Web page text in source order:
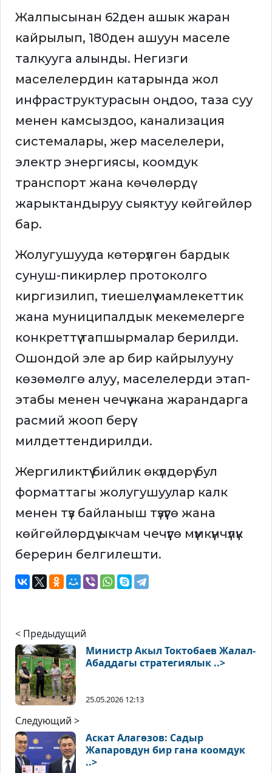
Жалпысынан 62ден ашык жаран
кайрылып, 180ден ашуун маселе
талкууга алынды. Негизги
маселелердин катарында жол
инфраструктурасын оңдоо, таза суу
менен камсыздоо, канализация
системалары, жер маселелери,
электр энергиясы, коомдук
транспорт жана көчөлөрдү
жарыктандыруу сыяктуу көйгөйлөр
бар.
Жолугушууда көтөрүлгөн бардык
сунуш-пикирлер протоколго
киргизилип, тиешелүү мамлекеттик
жана муниципалдык мекемелерге
конкреттүү тапшырмалар берилди.
Ошондой эле ар бир кайрылууну
көзөмөлгө алуу, маселелерди этап-
этабы менен чечүү жана жарандарга
расмий жооп берүү
милдеттендирилди.
Жергиликтүү бийлик өкүлдөрү бул
форматтагы жолугушуулар калк
менен түз байланыш түзүүгө жана
көйгөйлөрдү ыкчам чечүүгө мүмкүнчүлүк
берерин белгилешти.
< Предыдущий
Министр Акыл Токтобаев Жалал-
Абаддагы стратегиялык ..>
25.05.2026 12:13
Следующий >
Аскат Алагөзов: Садыр
Жапаровдун бир гана коомдук
..>